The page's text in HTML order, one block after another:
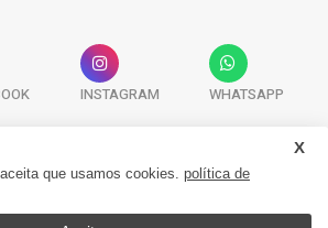
INSTAGRAM WHATSAPP
Fale Conosco Quem Somos
que usamos cookies. política de